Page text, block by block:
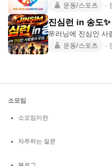
운동/스포츠 ∙
진심런 in 송도✨
🌸러닝에 진심인 사
운동/스포츠 ∙
소모임
소모임이란
자주하는 질문